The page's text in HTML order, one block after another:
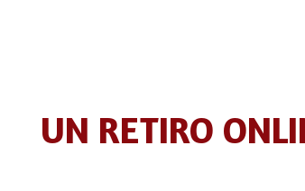
UN RETIRO